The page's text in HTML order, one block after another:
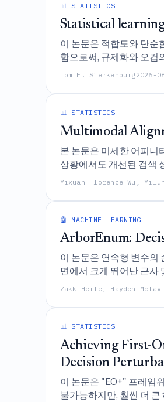
📊 STATISTICS
Statistical
이 논문은 적합도와 단
함으로써, 규제화와 오컴
Tom F. Sterkenburg2026-
📊 STATISTICS
Multimodal
본 논문은 미세한 어피니
상황에서도 개선된 검색
로모프-와서스타인 최적
Yixuan Florence Wu,
🤖 MACHINE LEARNING
ArborEnum:
이 논문은 연속형 변수의
면에서 크게 뛰어난 근사
Zakk Heile, Hayden
📊 STATISTICS
Achieving First-
Decision
이 논문은 "EO+" 프레임
불가능하지만, 훨씬 더